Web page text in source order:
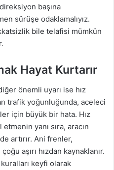
başına
sürüşe odaklamalıyız.
bile telafisi mümkün
Hayat Kurtarır
önemli uyarı ise hız
trafik yoğunluğunda, aceleci
için büyük bir hata. Hız
yanı sıra, aracın
artırır. Ani frenler,
aşırı hızdan kaynaklanır.
keyfi olarak